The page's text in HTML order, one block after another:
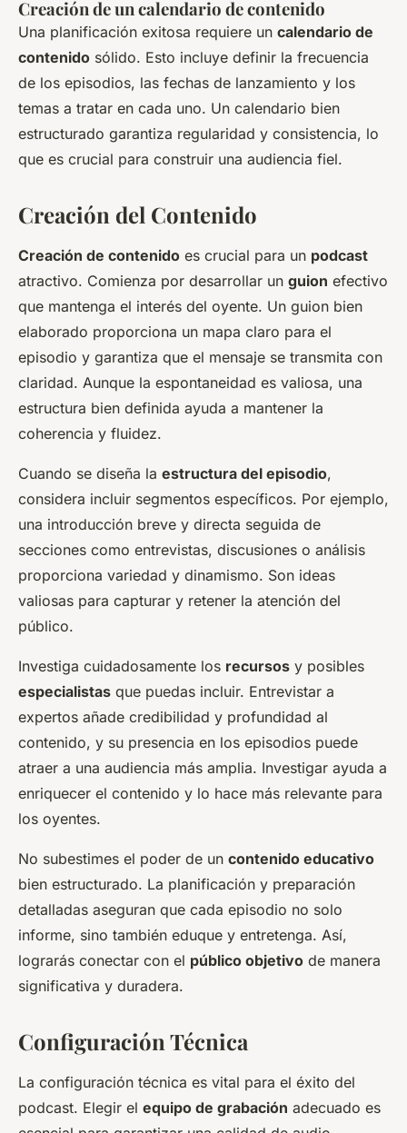
Creación de un calendario de contenido
Una planificación exitosa requiere un calendario de
contenido sólido. Esto incluye definir la frecuencia
de los episodios, las fechas de lanzamiento y los
temas a tratar en cada uno. Un calendario bien
estructurado garantiza regularidad y consistencia, lo
que es crucial para construir una audiencia fiel.
Creación del Contenido
Creación de contenido es crucial para un podcast
atractivo. Comienza por desarrollar un guion efectivo
que mantenga el interés del oyente. Un guion bien
elaborado proporciona un mapa claro para el
episodio y garantiza que el mensaje se transmita con
claridad. Aunque la espontaneidad es valiosa, una
estructura bien definida ayuda a mantener la
coherencia y fluidez.
Cuando se diseña la estructura del episodio,
considera incluir segmentos específicos. Por ejemplo,
una introducción breve y directa seguida de
secciones como entrevistas, discusiones o análisis
proporciona variedad y dinamismo. Son ideas
valiosas para capturar y retener la atención del
público.
Investiga cuidadosamente los recursos y posibles
especialistas que puedas incluir. Entrevistar a
expertos añade credibilidad y profundidad al
contenido, y su presencia en los episodios puede
atraer a una audiencia más amplia. Investigar ayuda a
enriquecer el contenido y lo hace más relevante para
los oyentes.
No subestimes el poder de un contenido educativo
bien estructurado. La planificación y preparación
detalladas aseguran que cada episodio no solo
informe, sino también eduque y entretenga. Así,
lograrás conectar con el público objetivo de manera
significativa y duradera.
Configuración Técnica
La configuración técnica es vital para el éxito del
podcast. Elegir el equipo de grabación adecuado es